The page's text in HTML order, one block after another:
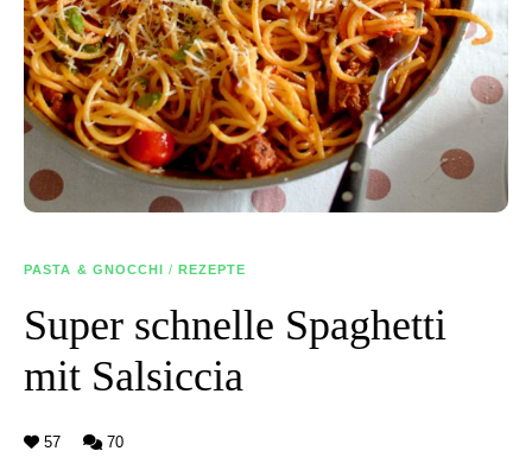
PASTA & GNOCCHI / REZEPTE
Super schnelle Spaghetti
mit Salsiccia
57 70